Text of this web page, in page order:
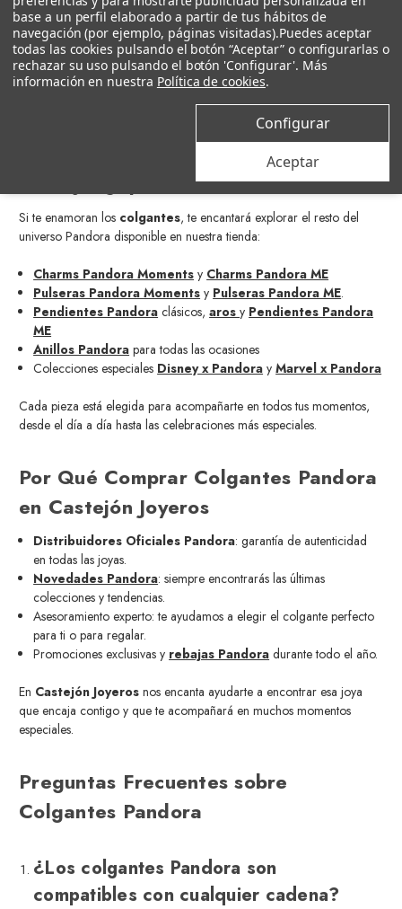
Cadenas Pandora en diferentes largos y estilos.
Collares Pandorarígidos o flexibles para colgar tuscharms
colgantesfavoritos.
Crea capas, juega con los metales y mezcla distintas colecciones para
Todo el Universo Pandora en
Si te enamoran los colgantes, te encantará explorar el resto del
universo Pandora disponible en nuestra tienda:
Charms Pandora Moments y Charms Pandora ME
Pulseras Pandora Moments y Pulseras Pandora ME.
Pendientes Pandora clásicos,arosy Pendientes Pandora
ME
Anillos Pandora para todas las ocasiones
Colecciones especiales Disney x Pandora yMarvel x Pandora
Cada pieza está elegida para acompañarte en todos tus momentos,
desde el día a día hasta las celebraciones más especiales.
Por Qué Comprar Colgantes Pandora
en Castejón Joyeros
Distribuidores Oficiales Pandora: garantía de autenticidad
en todas las joyas.
Novedades Pandora: siempre encontrarás las últimas
colecciones y tendencias.
Asesoramiento experto: te ayudamos a elegir el colgante perfecto
para ti o para regalar.
Promociones exclusivas y rebajas Pandora durante todo el año.
En Castejón Joyeros nos encanta ayudarte a encontrar esa joya
que encaja contigo y que te acompañará en muchos momentos
especiales.
Preguntas Frecuentes sobre
Colgantes Pandora
¿Los colgantes Pandora son
compatibles con cualquier cadena?
base a un perfil elaborado a partir de tus hábitos de
navegación (por ejemplo, páginas visitadas).Puedes aceptar
todas las cookies pulsando el botón “Aceptar” o configurarlas o
rechazar su uso pulsando el botón 'Configurar'. Más
información en nuestra Política de cookies.
Configurar
Aceptar